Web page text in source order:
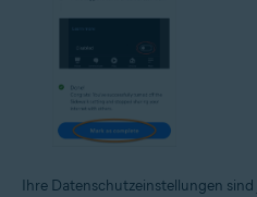
Ihre Datenschutzeinstellungen